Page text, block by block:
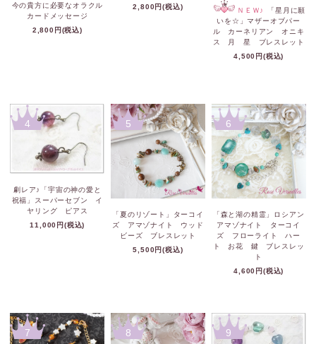
今の貴方に必要なオラクル
カードメッセージ
2,800円(税込)
2,800円(税込)
ＮＥＷ♪
「星月に願
いを☆」マザーオブパー
ル カーネリアン オニキ
ス 月 星 ブレスレット
4,500円(税込)
4
劇レア♪「宇宙の神の愛と
祝福」スーパーセブン イ
ヤリング ピアス
11,000円(税込)
5
「夏のリゾート」ターコイ
ズ アマゾナイト ウッド
ビーズ ブレスレット
5,500円(税込)
6
「森と湖の精霊」ロシアン
アマゾナイト ターコイ
ズ フローライト ハー
ト お花 鍵 ブレスレッ
ト
4,600円(税込)
7 8 9